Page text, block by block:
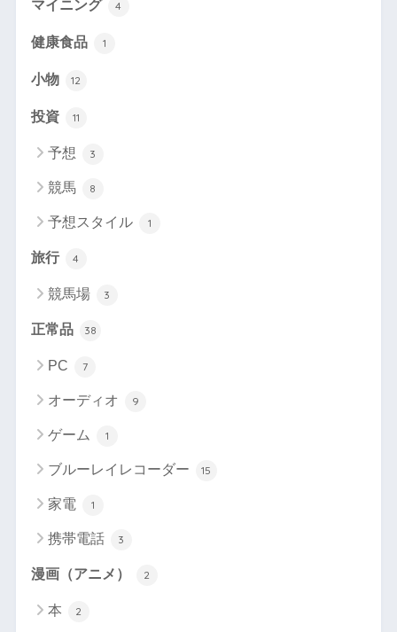
マイニング 4
健康食品 1
小物 12
投資 11
予想 3
競馬 8
予想スタイル 1
旅行 4
競馬場 3
正常品 38
PC 7
オーディオ 9
ゲーム 1
ブルーレイレコーダー 15
家電 1
携帯電話 3
漫画（アニメ） 2
本 2